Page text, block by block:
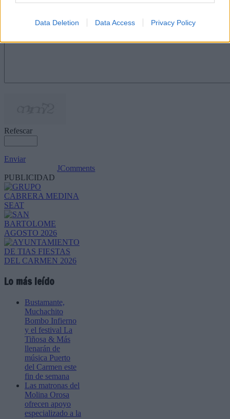
Data Deletion Data Access Privacy Policy
(requerido)
Refescar
Enviar
JComments
PUBLICIDAD
Lo más leído
Bustamante,
Muchachito
Bombo Infierno
y el festival La
Tiñosa & Más
llenarán de
música Puerto
del Carmen este
fin de semana
Las matronas del
Molina Orosa
ofrecen apoyo
especializado a la